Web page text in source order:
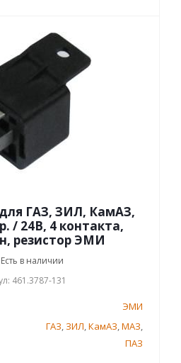
ГАЗ, ЗИЛ, КамАЗ,
/ 24В, 4 контакта,
резистор ЭМИ
Есть в наличии
461.3787-131
ЭМИ
ГАЗ, ЗИЛ,КамАЗ,МАЗ,
ПАЗ